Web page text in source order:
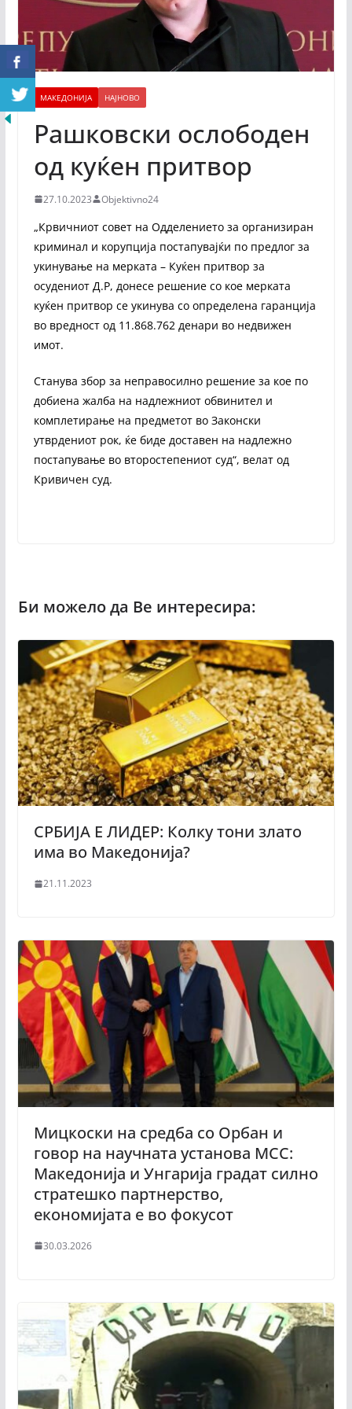
МАКЕДОНИЈА НАЈНОВО
Рашковски ослободен
од куќен притвор
27.10.2023 Objektivno24
„Крвичниот совет на Одделението за организиран
криминал и корупција постапувајќи по предлог за
укинување на мерката – Куќен притвор за
осудениот Д.Р, донесе решение со кое мерката
куќен притвор се укинува со определена гаранција
во вредност од 11.868.762 денари во недвижен
имот.
Станува збор за неправосилно решение за кое по
добиена жалба на надлежниот обвинител и
комплетирање на предметот во Законски
утврдениот рок, ќе биде доставен на надлежно
постапување во второстепениот суд“, велат од
Кривичен суд.
СРБИЈА Е ЛИДЕР: Колку тони злато
има во Македонија?
21.11.2023
Мицкоски на средба со Орбан и
говор на научната установа MCC:
Македонија и Унгарија градат силно
стратешко партнерство,
економијата е во фокусот
30.03.2026